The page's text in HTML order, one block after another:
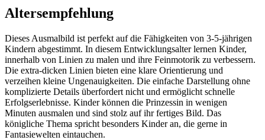
Altersempfehlung
Dieses Ausmalbild ist perfekt auf die Fähigkeiten von 3-5-jährigen
Kindern abgestimmt. In diesem Entwicklungsalter lernen Kinder,
innerhalb von Linien zu malen und ihre Feinmotorik zu verbessern.
Die extra-dicken Linien bieten eine klare Orientierung und
verzeihen kleine Ungenauigkeiten. Die einfache Darstellung ohne
komplizierte Details überfordert nicht und ermöglicht schnelle
Erfolgserlebnisse. Kinder können die Prinzessin in wenigen
Minuten ausmalen und sind stolz auf ihr fertiges Bild. Das
königliche Thema spricht besonders Kinder an, die gerne in
Fantasiewelten eintauchen.